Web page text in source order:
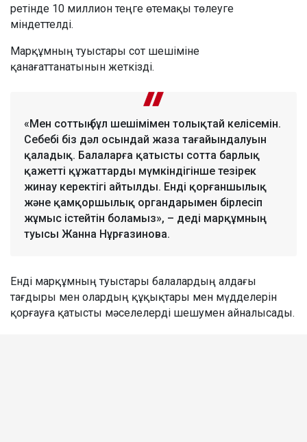
ретінде 10 миллион теңге өтемақы төлеуге
міндеттелді.
Марқұмның туыстары сот шешіміне
қанағаттанатынын жеткізді.
«Мен соттың бұл шешімімен толықтай келісемін.
Себебі біз дәл осындай жаза тағайындалуын
қаладық. Балаларға қатысты сотта барлық
қажетті құжаттарды мүмкіндігінше тезірек
жинау керектігі айтылды. Енді қорғаншылық
және қамқоршылық органдарымен бірлесіп
жұмыс істейтін боламыз», – деді марқұмның
туысы Жанна Нұрғазинова.
Енді марқұмның туыстары балалардың алдағы
тағдыры мен олардың құқықтары мен мүдделерін
қорғауға қатысты мәселелерді шешумен айналысады.